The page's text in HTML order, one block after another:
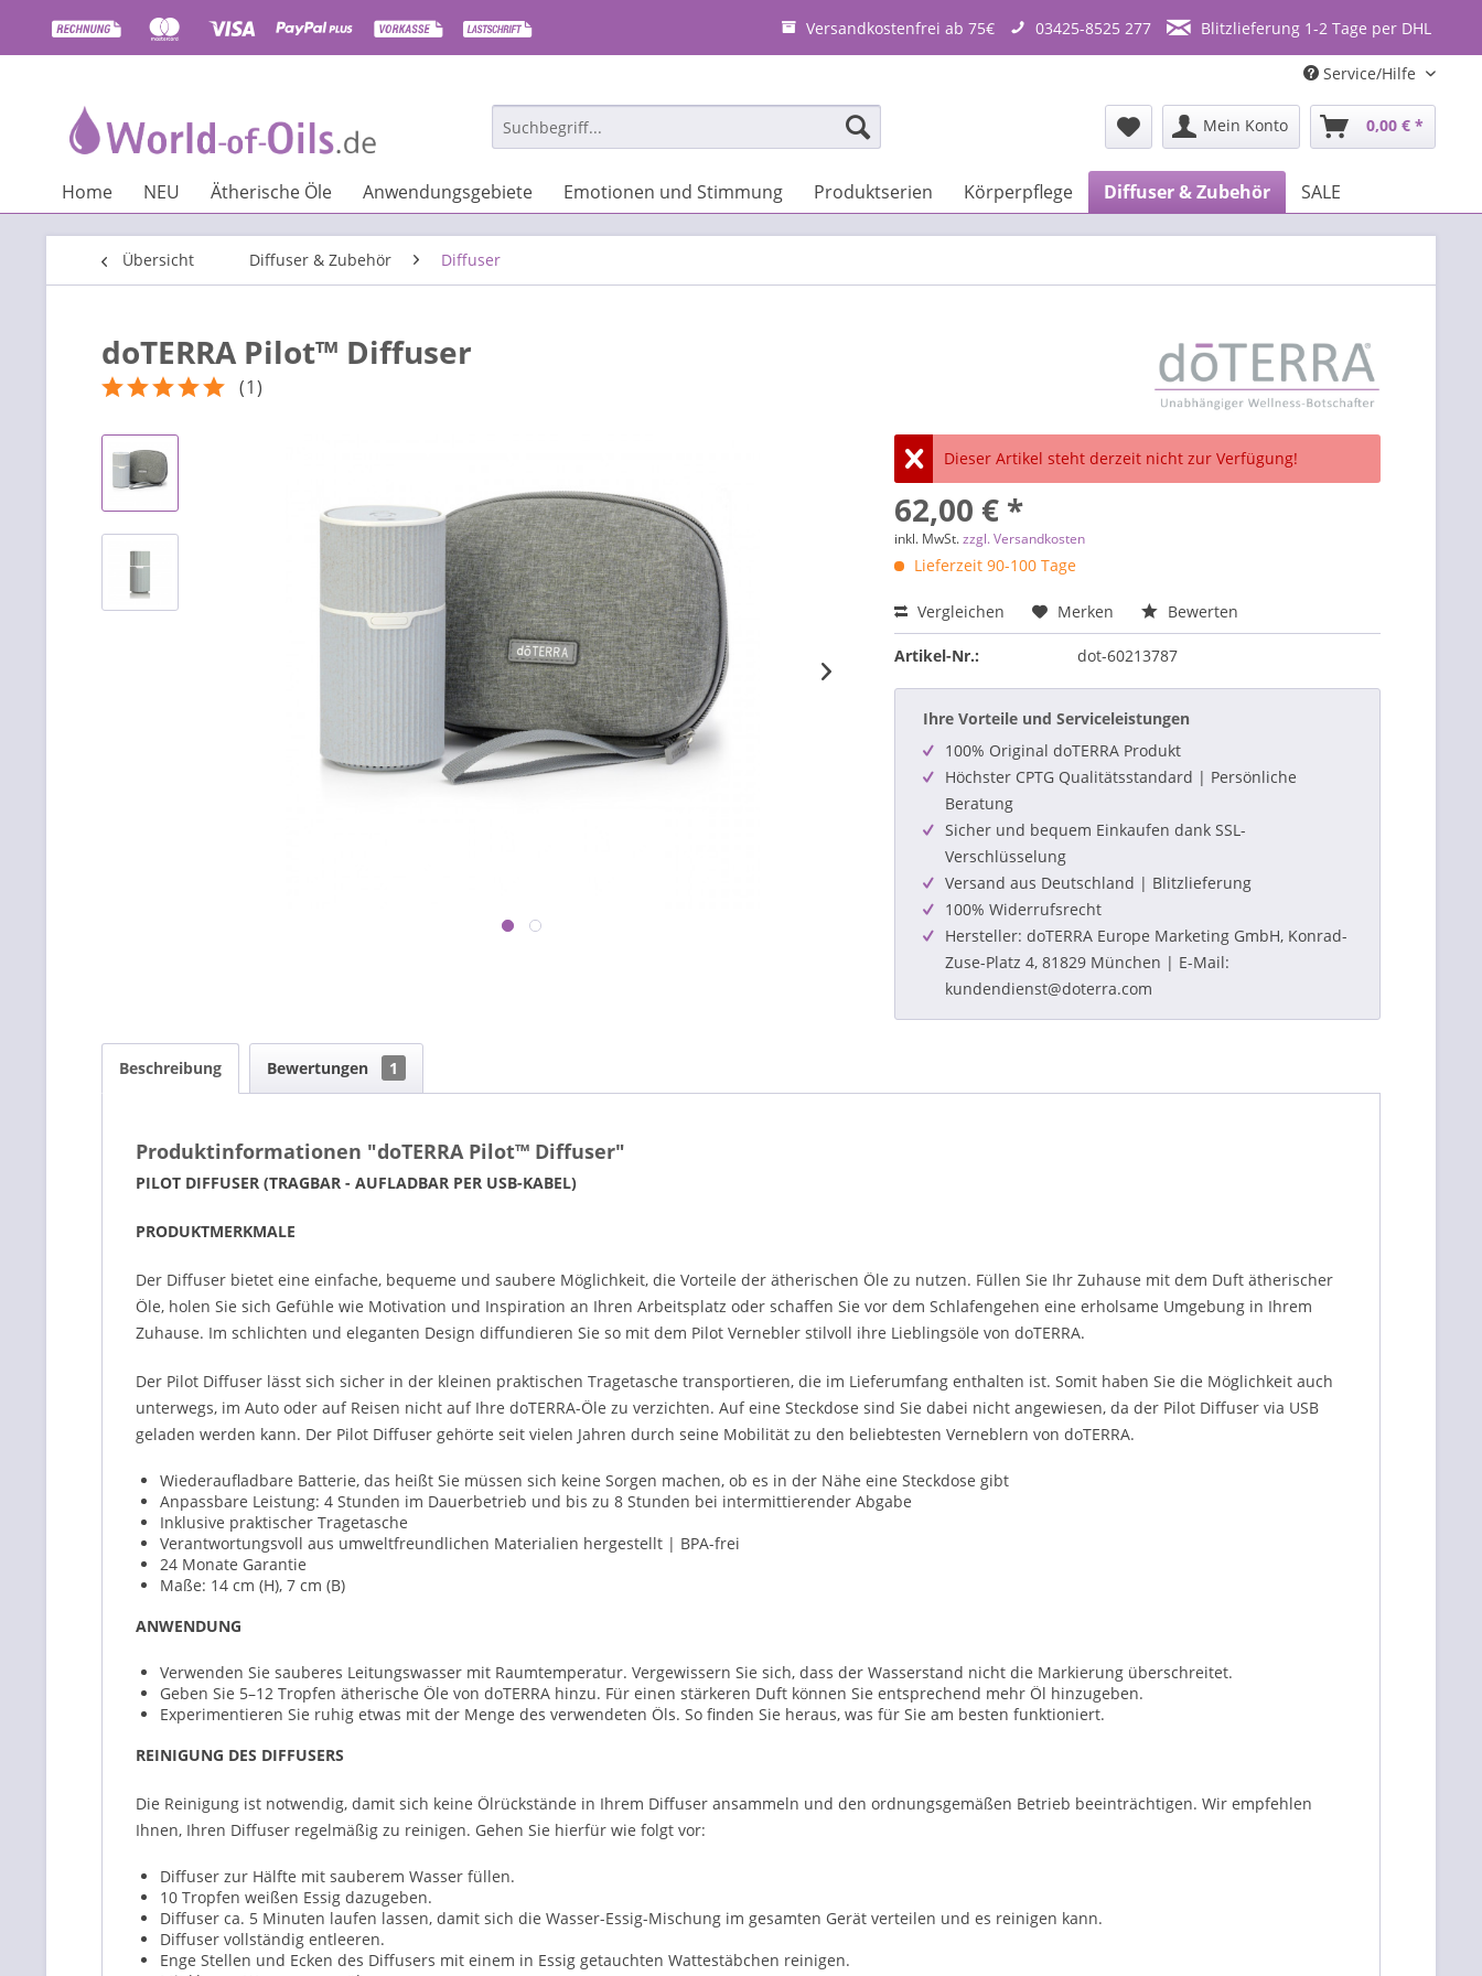
Versandkostenfrei ab 75€ 03425-8525 277 Blitzlieferung 1-2 Tage per DHL
Service/Hilfe
Mein Konto 0,00 € *
Home NEU Ätherische Öle Anwendungsgebiete Emotionen und Stimmung Produktserien Körperpflege Diffuser & Zubehör SALE
Übersicht Diffuser & Zubehör Diffuser
doTERRA Pilot™ Diffuser
(1)
Dieser Artikel steht derzeit nicht zur Verfügung!
62,00 € *
inkl. MwSt.zzgl. Versandkosten
Lieferzeit 90-100 Tage
Vergleichen Merken Bewerten
Artikel-Nr.: dot-60213787
Ihre Vorteile und Serviceleistungen
100% Original doTERRA Produkt
Höchster CPTG Qualitätsstandard | Persönliche
Beratung
Sicher und bequem Einkaufen dank SSL-
Verschlüsselung
Versand aus Deutschland | Blitzlieferung
100% Widerrufsrecht
Hersteller: doTERRA Europe Marketing GmbH, Konrad-
Zuse-Platz 4, 81829 München | E-Mail:
kundendienst@doterra.com
Beschreibung Bewertungen 1
Produktinformationen "doTERRA Pilot™ Diffuser"
PILOT DIFFUSER (TRAGBAR - AUFLADBAR PER USB-KABEL)
PRODUKTMERKMALE
Der Diffuser bietet eine einfache, bequeme und saubere Möglichkeit, die Vorteile der ätherischen Öle zu nutzen. Füllen Sie Ihr Zuhause mit dem Duft ätherischer
Öle, holen Sie sich Gefühle wie Motivation und Inspiration an Ihren Arbeitsplatz oder schaffen Sie vor dem Schlafengehen eine erholsame Umgebung in Ihrem
Zuhause. Im schlichten und eleganten Design diffundieren Sie so mit dem Pilot Vernebler stilvoll ihre Lieblingsöle von doTERRA.
Der Pilot Diffuser lässt sich sicher in der kleinen praktischen Tragetasche transportieren, die im Lieferumfang enthalten ist. Somit haben Sie die Möglichkeit auch
unterwegs, im Auto oder auf Reisen nicht auf Ihre doTERRA-Öle zu verzichten. Auf eine Steckdose sind Sie dabei nicht angewiesen, da der Pilot Diffuser via USB
geladen werden kann. Der Pilot Diffuser gehörte seit vielen Jahren durch seine Mobilität zu den beliebtesten Verneblern von doTERRA.
Wiederaufladbare Batterie, das heißt Sie müssen sich keine Sorgen machen, ob es in der Nähe eine Steckdose gibt
Anpassbare Leistung: 4 Stunden im Dauerbetrieb und bis zu 8 Stunden bei intermittierender Abgabe
Inklusive praktischer Tragetasche
Verantwortungsvoll aus umweltfreundlichen Materialien hergestellt | BPA-frei
24 Monate Garantie
Maße: 14 cm (H), 7 cm (B)
ANWENDUNG
Verwenden Sie sauberes Leitungswasser mit Raumtemperatur. Vergewissern Sie sich, dass der Wasserstand nicht die Markierung überschreitet.
Geben Sie 5–12 Tropfen ätherische Öle von doTERRA hinzu. Für einen stärkeren Duft können Sie entsprechend mehr Öl hinzugeben.
Experimentieren Sie ruhig etwas mit der Menge des verwendeten Öls. So finden Sie heraus, was für Sie am besten funktioniert.
REINIGUNG DES DIFFUSERS
Die Reinigung ist notwendig, damit sich keine Ölrückstände in Ihrem Diffuser ansammeln und den ordnungsgemäßen Betrieb beeinträchtigen. Wir empfehlen
Ihnen, Ihren Diffuser regelmäßig zu reinigen. Gehen Sie hierfür wie folgt vor:
Diffuser zur Hälfte mit sauberem Wasser füllen.
10 Tropfen weißen Essig dazugeben.
Diffuser ca. 5 Minuten laufen lassen, damit sich die Wasser-Essig-Mischung im gesamten Gerät verteilen und es reinigen kann.
Diffuser vollständig entleeren.
Enge Stellen und Ecken des Diffusers mit einem in Essig getauchten Wattestäbchen reinigen.